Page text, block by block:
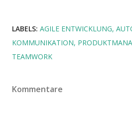
LABELS: AGILE ENTWICKLUNG
KOMMUNIKATION
TEAMWORK
Kommentare